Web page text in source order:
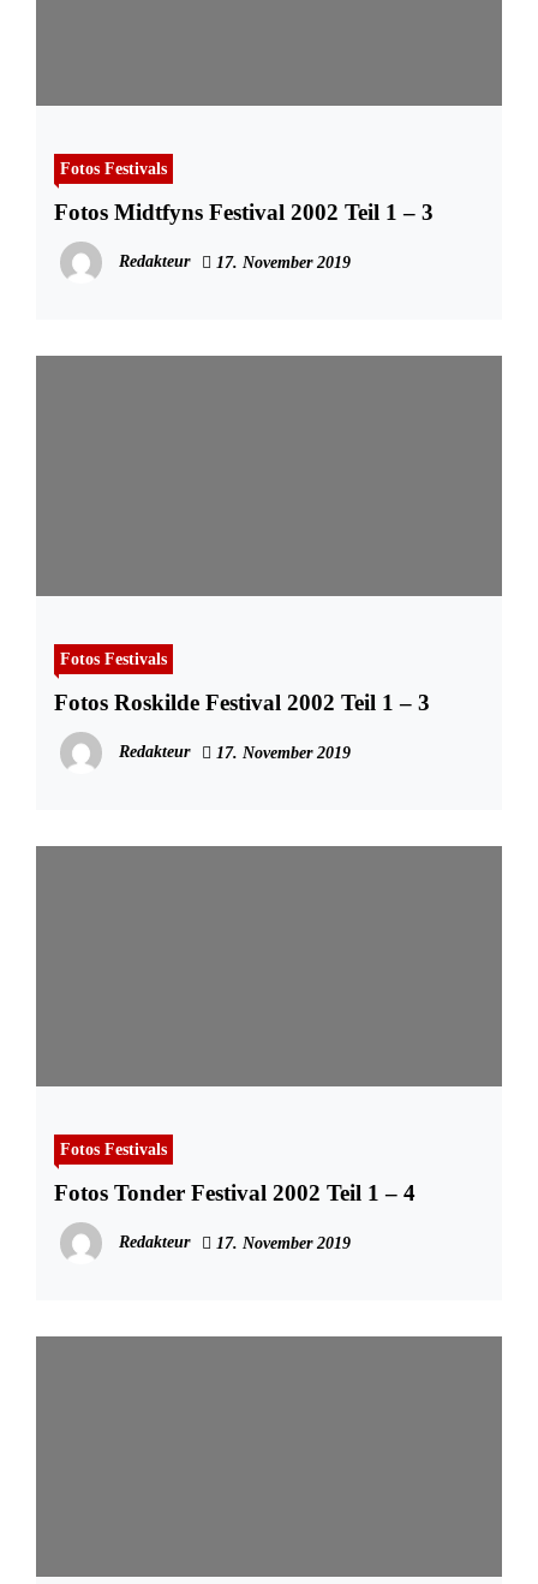
Fotos Festivals
Fotos Midtfyns Festival 2002 Teil 1 – 3
Redakteur 17. November 2019
Fotos Festivals
Fotos Roskilde Festival 2002 Teil 1 – 3
Redakteur 17. November 2019
Fotos Festivals
Fotos Tonder Festival 2002 Teil 1 – 4
Redakteur 17. November 2019